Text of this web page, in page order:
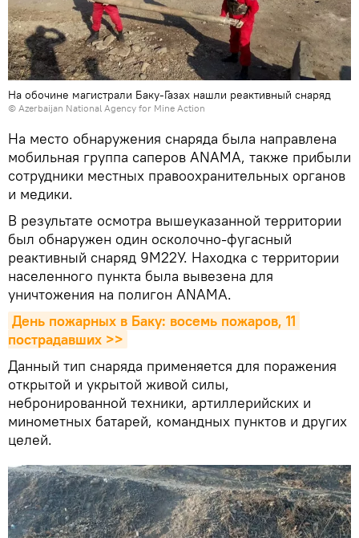
На обочине магистрали Баку-Газах нашли реактивный снаряд
© Azerbaijan National Agency for Mine Action
На место обнаружения снаряда была направлена
мобильная группа саперов ANAMA, также прибыли
сотрудники местных правоохранительных органов
и медики.
В результате осмотра вышеуказанной территории
был обнаружен один осколочно-фугасный
реактивный снаряд 9М22У. Находка с территории
населенного пункта была вывезена для
уничтожения на полигон ANAMA.
День пожарных в Баку: восемь пожаров, 11
пострадавших >>
Данный тип снаряда применяется для поражения
открытой и укрытой живой силы,
небронированной техники, артиллерийских и
минометных батарей, командных пунктов и других
целей.